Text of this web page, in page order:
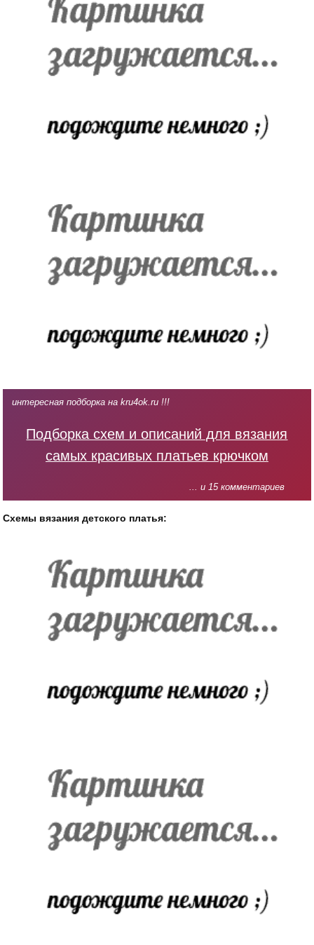
интересная подборка на kru4ok.ru !!!
Подборка схем и описаний для вязания
самых красивых платьев крючком
... и 15 комментариев
Схемы вязания детского платья: